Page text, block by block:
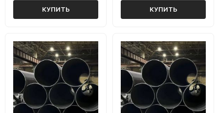
КУПИТЬ КУПИТЬ